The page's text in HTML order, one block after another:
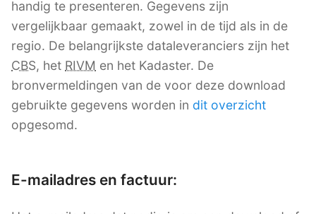
handig te presenteren. Gegevens zijn
vergelijkbaar gemaakt, zowel in de tijd als in de
regio. De belangrijkste dataleveranciers zijn het
CBS, het RIVM en het Kadaster. De
bronvermeldingen van de voor deze download
gebruikte gegevens worden in dit overzicht
opgesomd.
E-mailadres en factuur: